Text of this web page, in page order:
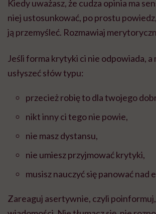
Kiedy uważasz, że cudza opinia ma
niej ustosunkować, po prostu
ją przemyśleć. Rozmawiaj
Jeśli forma krytyki ci nie odpowiada, a
usłyszeć słów typu:
przecież robię to dla twojego
nikt inny ci tego nie powie,
nie masz dystansu,
nie umiesz przyjmować krytyki,
musisz nauczyć się panować nad
Zareaguj asertywnie, czyli poinformuj,